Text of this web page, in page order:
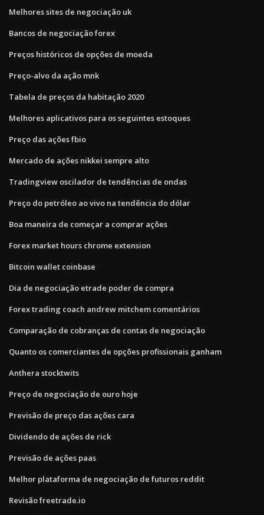
Melhores sites de negociação uk
Bancos de negociação forex
Preços históricos de opções de moeda
Preço-alvo da ação mnk
Tabela de preços da habitação 2020
Melhores aplicativos para os seguintes estoques
Preço das ações fbio
Mercado de ações nikkei sempre alto
Tradingview oscilador de tendências de ondas
Preço do petróleo ao vivo na tendência do dólar
Boa maneira de começar a comprar ações
Forex market hours chrome extension
Bitcoin wallet coinbase
Dia de negociação etrade poder de compra
Forex trading coach andrew mitchem comentários
Comparação de cobranças de contas de negociação
Quanto os comerciantes de opções profissionais ganham
Anthera stocktwits
Preço de negociação de ouro hoje
Previsão de preço das ações cara
Dividendo de ações de rick
Previsão de ações paas
Melhor plataforma de negociação de futuros reddit
Revisão freetrade.io